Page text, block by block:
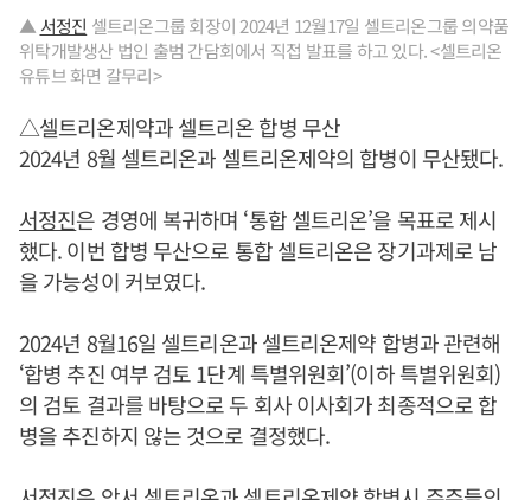
▲ 서정진 셀트리온그룹 회장이 2024년 12월17일 셀트리온그룹 의약품
위탁개발생산 법인 출범 간담회에서 직접 발표를 하고 있다. <셀트리온
유튜브 화면 갈무리>
△셀트리온제약과 셀트리온 합병 무산
2024년 8월 셀트리온과 셀트리온제약의 합병이 무산됐다.
서정진은 경영에 복귀하며 ‘통합 셀트리온’을 목표로 제시
했다. 이번 합병 무산으로 통합 셀트리온은 장기과제로 남
을 가능성이 커보였다.
2024년 8월16일 셀트리온과 셀트리온제약 합병과 관련해
‘합병 추진 여부 검토 1단계 특별위원회’(이하 특별위원회)
의 검토 결과를 바탕으로 두 회사 이사회가 최종적으로 합
병을 추진하지 않는 것으로 결정했다.